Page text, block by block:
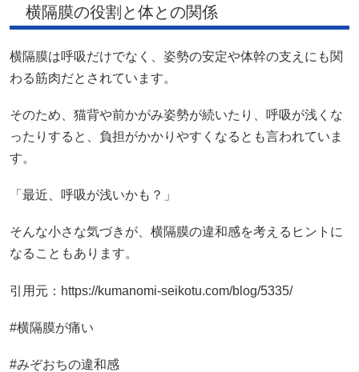
横隔膜の役割と体との関係
横隔膜は呼吸だけでなく、姿勢の安定や体幹の支えにも関
わる筋肉だとされています。
そのため、猫背や前かがみ姿勢が続いたり、呼吸が浅くな
ったりすると、負担がかかりやすくなるとも言われていま
す。
「最近、呼吸が浅いかも？」
そんな小さな気づきが、横隔膜の違和感を考えるヒントに
なることもあります。
引用元：https://kumanomi-seikotu.com/blog/5335/
#横隔膜が痛い
#みぞおちの違和感